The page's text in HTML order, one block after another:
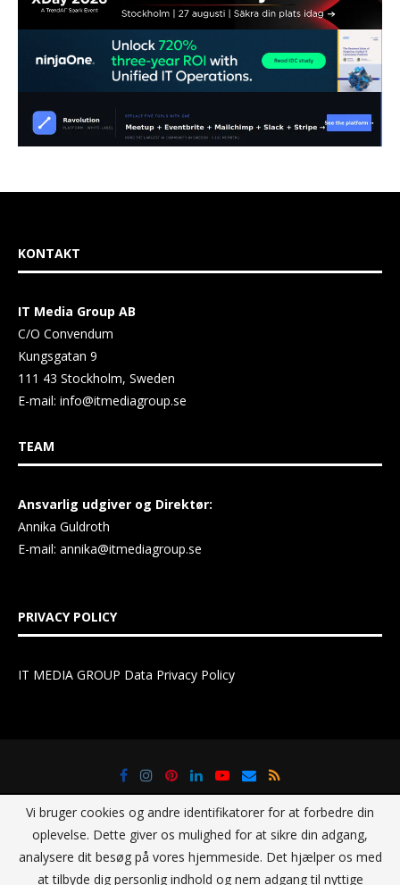
KONTAKT
IT Media Group AB
C/O Convendum
Kungsgatan 9
111 43 Stockholm, Sweden
E-mail: info@itmediagroup.se
TEAM
Ansvarlig udgiver og Direktør:
Annika Guldroth
E-mail: annika@itmediagroup.se
PRIVACY POLICY
IT MEDIA GROUP Data Privacy Policy
Vi bruger cookies og andre identifikatorer for at forbedre din
oplevelse. Dette giver os mulighed for at sikre din adgang,
analysere dit besøg på vores hjemmeside. Det hjælper os med
at tilbyde dig personlig indhold og nem adgang til nyttige